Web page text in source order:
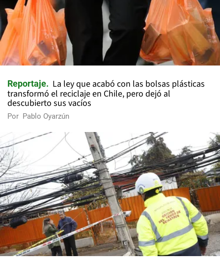
Reportaje
La ley que acabó con las bolsas plásticas
transformó el reciclaje en Chile, pero dejó al
descubierto sus vacíos
Por Pablo Oyarzún